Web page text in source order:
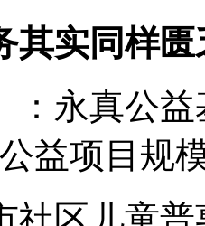
其实同样匮
：永真公
益项目规